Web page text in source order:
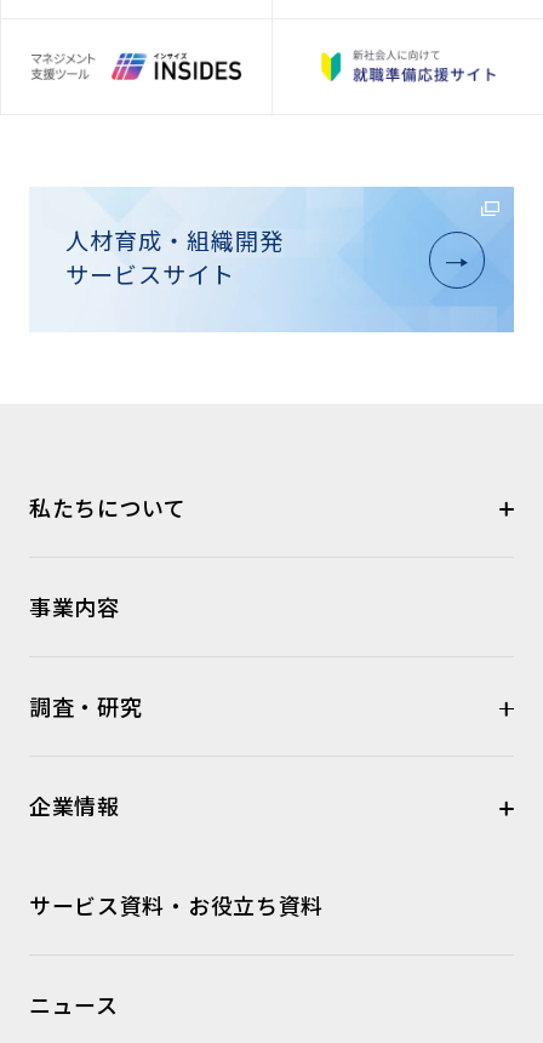
人材育成・組織開発
サービスサイト
私たちについて
事業内容
調査・研究
企業情報
サービス資料・お役立ち資料
ニュース